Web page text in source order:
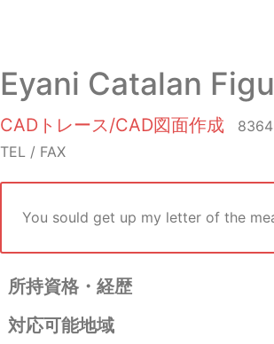
Eyani Catalan
CADトレース/CAD図面作成
TEL / FAX
You sould get up my letter of the
所持資格・経歴
対応可能地域